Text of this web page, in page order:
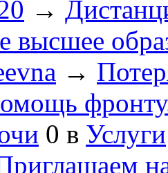
→
высшее
→
0 в Услуги